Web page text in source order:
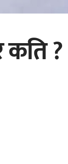
कति ?